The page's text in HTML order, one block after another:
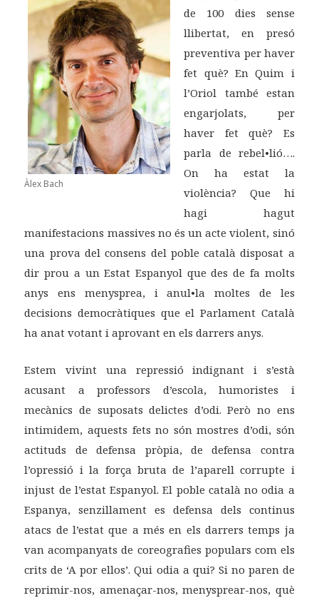
Àlex Bach
de 100 dies sense
llibertat, en presó
preventiva per haver
fet què? En Quim i
l’Oriol també estan
engarjolats, per
haver fet què? Es
parla de rebel•lió….
On ha estat la
violència? Que hi
hagi hagut
manifestacions massives no és un acte violent, sinó
una prova del consens del poble català disposat a
dir prou a un Estat Espanyol que des de fa molts
anys ens menysprea, i anul•la moltes de les
decisions democràtiques que el Parlament Català
ha anat votant i aprovant en els darrers anys.
Estem vivint una repressió indignant i s’està
acusant a professors d’escola, humoristes i
mecànics de suposats delictes d’odi. Però no ens
intimidem, aquests fets no són mostres d’odi, són
actituds de defensa pròpia, de defensa contra
l’opressió i la força bruta de l’aparell corrupte i
injust de l’estat Espanyol. El poble català no odia a
Espanya, senzillament es defensa dels continus
atacs de l’estat que a més en els darrers temps ja
van acompanyats de coreografies populars com els
crits de ‘A por ellos’. Qui odia a qui? Si no paren de
reprimir-nos, amenaçar-nos, menysprear-nos, què